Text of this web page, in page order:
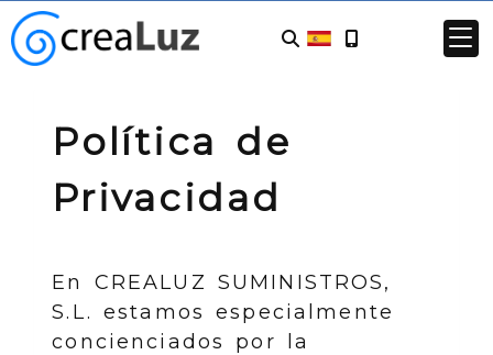
Política de
Privacidad
En CREALUZ SUMINISTROS,
S.L. estamos especialmente
concienciados por la